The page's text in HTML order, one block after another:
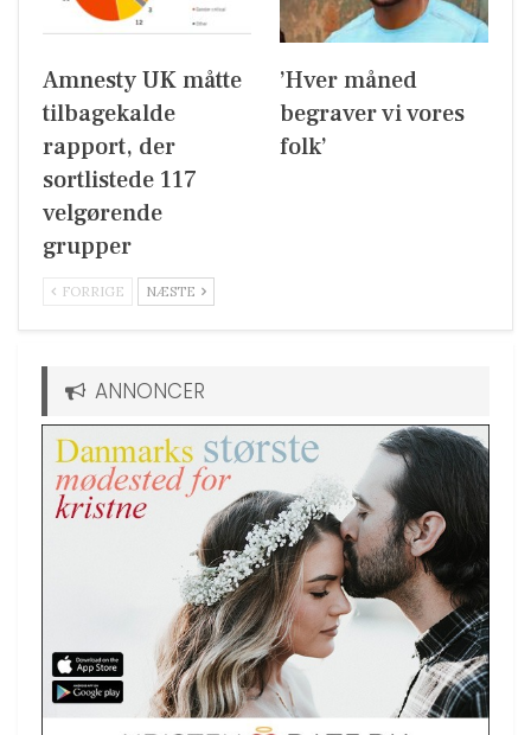
Amnesty UK måtte
tilbagekalde
rapport, der
sortlistede 117
velgørende
grupper
’Hver måned
begraver vi vores
folk’
FORRIGE NÆSTE
ANNONCER